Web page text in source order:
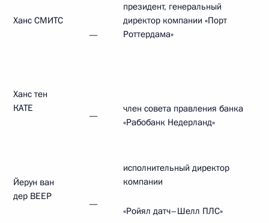
Ханс СМИТС
—
президент, генеральный
директор компании «Порт
Роттердама»
Ханс тен
КАТЕ
—
член совета правления банка
«Рабобанк Недерланд»
Йерун ван
дер ВЕЕР
—
исполнительный директор
компании
«Ройял датч–Шелл ПЛС»